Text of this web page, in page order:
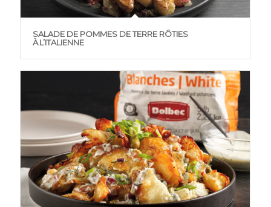
SALADE DE POMMES DE TERRE RÔTIES
À L’ITALIENNE